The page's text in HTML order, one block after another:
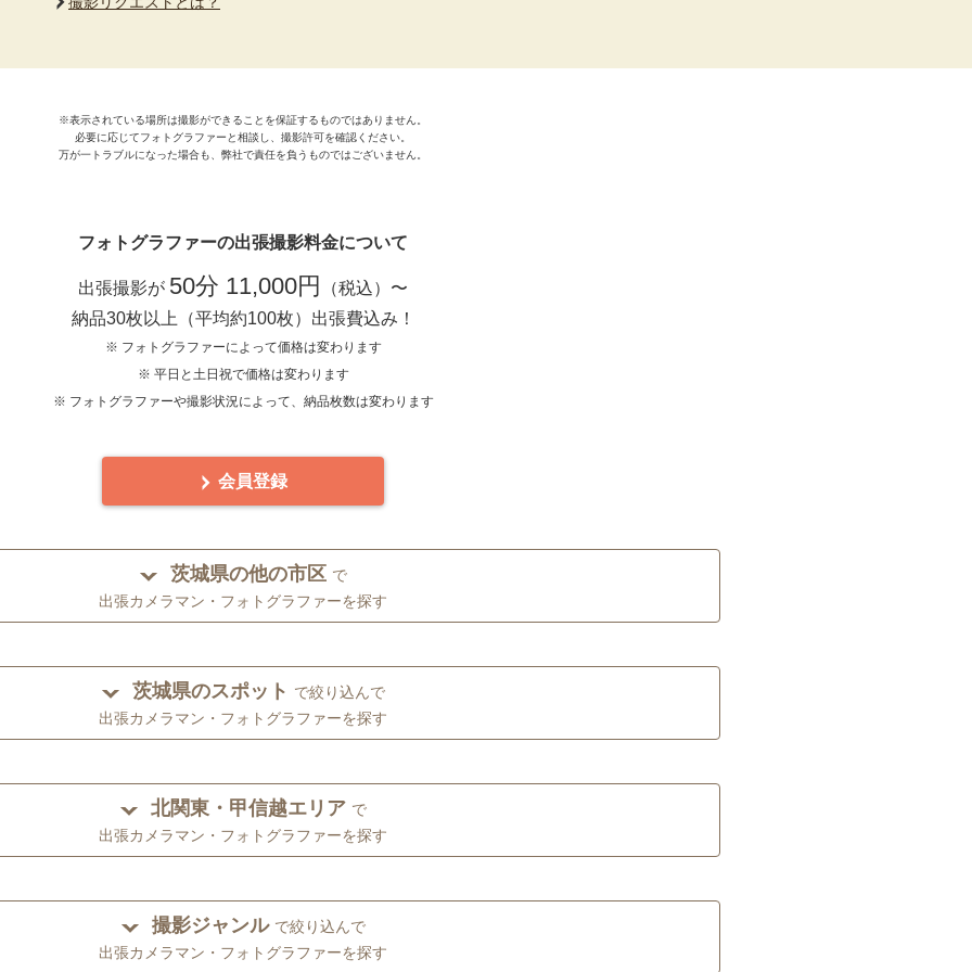
※表示されている場所は撮影ができることを保証するものではありません。
必要に応じてフォトグラファーと相談し、撮影許可を確認ください。
万が一トラブルになった場合も、弊社で責任を負うものではございません。
フォトグラファーの出張撮影料金について
出張撮影が 50分 11,000円
（税込）〜
納品30枚以上（平均約100枚）出張費込み！
※ フォトグラファーによって価格は変わります
※ 平日と土日祝で価格は変わります
※ フォトグラファーや撮影状況によって、納品枚数は変わります
会員登録
茨城県の他の市区 で
出張カメラマン・フォトグラファーを探す
茨城県のスポット で絞り込んで
出張カメラマン・フォトグラファーを探す
北関東・甲信越エリア で
出張カメラマン・フォトグラファーを探す
撮影ジャンル で絞り込んで
出張カメラマン・フォトグラファーを探す